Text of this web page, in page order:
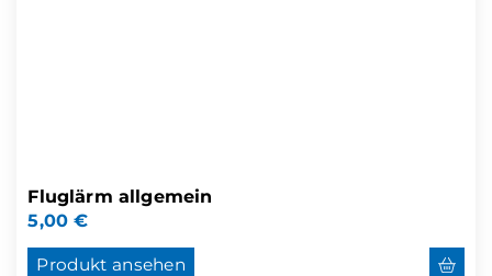
Fluglärm allgemein
5,00€
Produkt ansehen